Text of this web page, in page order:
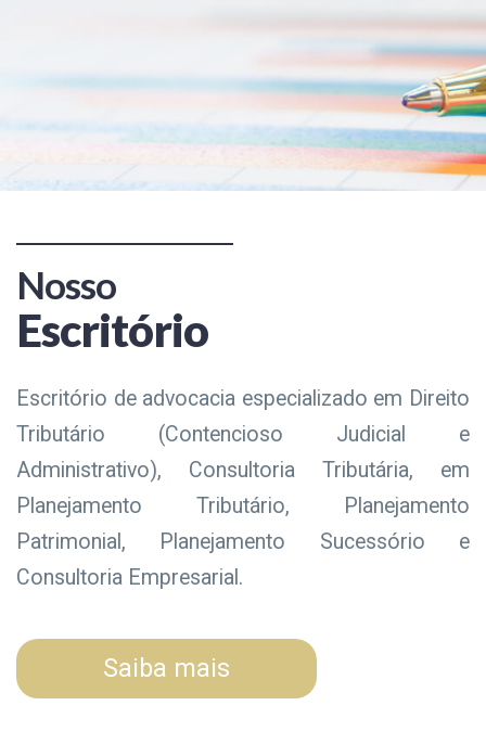
Nosso
Escritório
Escritório de advocacia especializado em Direito
Tributário (Contencioso Judicial e
Administrativo), Consultoria Tributária, em
Planejamento Tributário, Planejamento
Patrimonial, Planejamento Sucessório e
Consultoria Empresarial.
Saiba mais